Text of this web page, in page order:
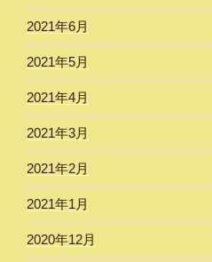
2021年6月
2021年5月
2021年4月
2021年3月
2021年2月
2021年1月
2020年12月